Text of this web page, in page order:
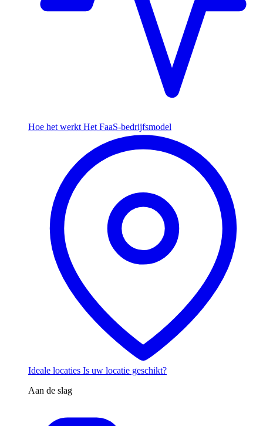
Hoe het werkt Het FaaS-bedrijfsmodel
Ideale locaties Is uw locatie geschikt?
Aan de slag